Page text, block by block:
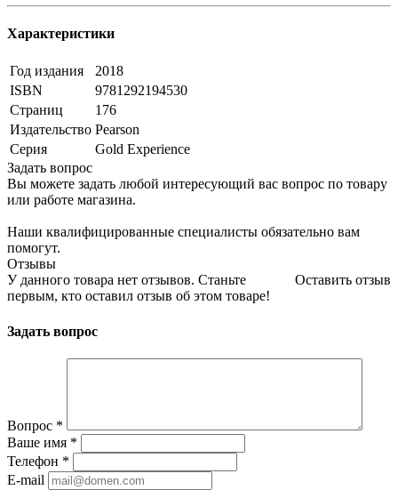
Характеристики
Год издания
2018
ISBN
9781292194530
Страниц
176
Издательство Pearson
Серия
Gold Experience
Задать вопрос
Вы можете задать любой интересующий вас вопрос по товару
или работе магазина.
Наши квалифицированные специалисты обязательно вам
помогут.
Отзывы
Оставить отзыв
У данного товара нет отзывов. Станьте
первым, кто оставил отзыв об этом товаре!
Задать вопрос
Вопрос *
Ваше имя *
Телефон *
E-mail